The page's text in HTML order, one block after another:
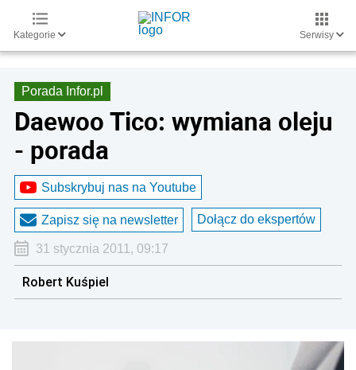
Kategorie Serwisy
Porada Infor.pl
Daewoo Tico: wymiana oleju
- porada
Subskrybuj nas na Youtube
Zapisz się na newsletter Dołącz do ekspertów
31 stycznia 2011, 09:17
Robert Kuśpiel